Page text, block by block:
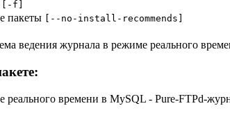
[-f]
пакеты
[--no-install-recommends]
реального времени в MySQL - Pure-FTPd-